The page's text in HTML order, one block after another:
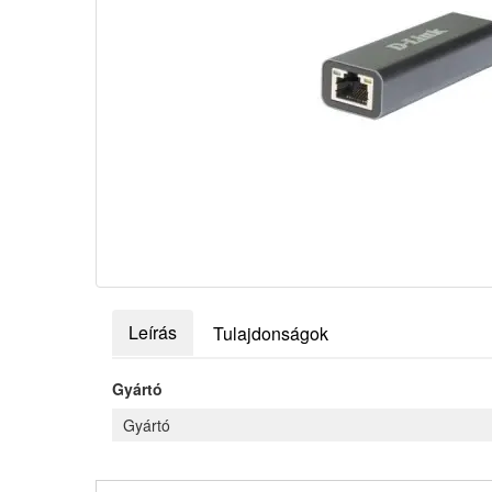
Leírás Tulajdonságok
Gyártó
Gyártó